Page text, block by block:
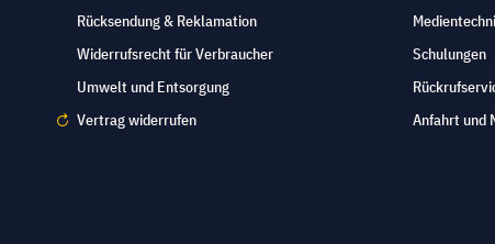
Rücksendung & Reklamation
Widerrufsrecht für Verbraucher
Umwelt und Entsorgung
Vertrag widerrufen
Schulungen
Anfahrt und